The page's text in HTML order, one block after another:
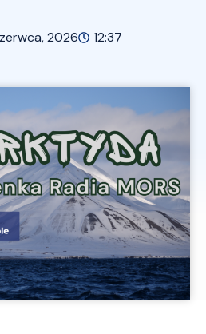
2026 12:37